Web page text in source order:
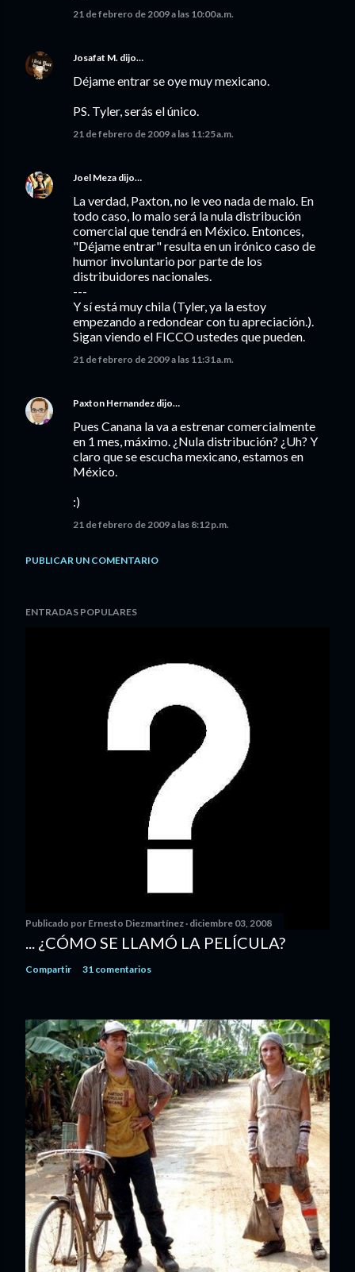
21 de febrero de 2009 a las 10:00 a.m.
Josafat M. dijo…
Déjame entrar se oye muy mexicano.
PS. Tyler, serás el único.
21 de febrero de 2009 a las 11:25 a.m.
Joel Meza dijo…
La verdad, Paxton, no le veo nada de malo. En
todo caso, lo malo será la nula distribución
comercial que tendrá en México. Entonces,
"Déjame entrar" resulta en un irónico caso de
humor involuntario por parte de los
distribuidores nacionales.
---
Y sí está muy chila (Tyler, ya la estoy
empezando a redondear con tu apreciación.).
Sigan viendo el FICCO ustedes que pueden.
21 de febrero de 2009 a las 11:31 a.m.
Paxton Hernandez dijo…
Pues Canana la va a estrenar comercialmente
en 1 mes, máximo. ¿Nula distribución? ¿Uh? Y
claro que se escucha mexicano, estamos en
México.
:)
21 de febrero de 2009 a las 8:12 p.m.
PUBLICAR UN COMENTARIO
ENTRADAS POPULARES
Publicado por Ernesto Diezmartínez diciembre 03, 2008
... ¿CÓMO SE LLAMÓ LA PELÍCULA?
Compartir 31 comentarios